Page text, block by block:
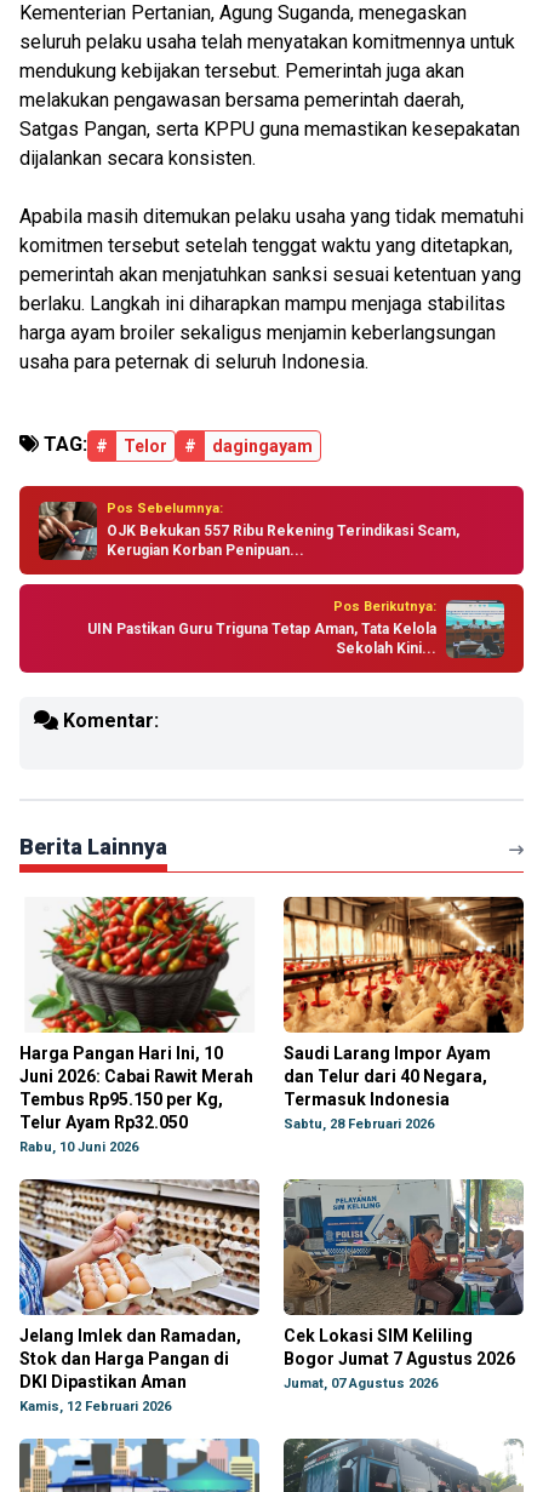
Kementerian Pertanian, Agung Suganda, menegaskan
seluruh pelaku usaha telah menyatakan komitmennya untuk
mendukung kebijakan tersebut. Pemerintah juga akan
melakukan pengawasan bersama pemerintah daerah,
Satgas Pangan, serta KPPU guna memastikan kesepakatan
dijalankan secara konsisten.
Apabila masih ditemukan pelaku usaha yang tidak mematuhi
komitmen tersebut setelah tenggat waktu yang ditetapkan,
pemerintah akan menjatuhkan sanksi sesuai ketentuan yang
berlaku. Langkah ini diharapkan mampu menjaga stabilitas
harga ayam broiler sekaligus menjamin keberlangsungan
usaha para peternak di seluruh Indonesia.
TAG: # Telor # dagingayam
Pos Sebelumnya:
OJK Bekukan 557 Ribu Rekening Terindikasi Scam,
Kerugian Korban Penipuan...
Pos Berikutnya:
UIN Pastikan Guru Triguna Tetap Aman, Tata Kelola
Sekolah Kini...
Komentar:
Berita Lainnya
Harga Pangan Hari Ini, 10
Juni 2026: Cabai Rawit Merah
Tembus Rp95.150 per Kg,
Telur Ayam Rp32.050
Rabu, 10 Juni 2026
Saudi Larang Impor Ayam
dan Telur dari 40 Negara,
Termasuk Indonesia
Sabtu, 28 Februari 2026
Jelang Imlek dan Ramadan,
Stok dan Harga Pangan di
DKI Dipastikan Aman
Kamis, 12 Februari 2026
Cek Lokasi SIM Keliling
Bogor Jumat 7 Agustus 2026
Jumat, 07 Agustus 2026